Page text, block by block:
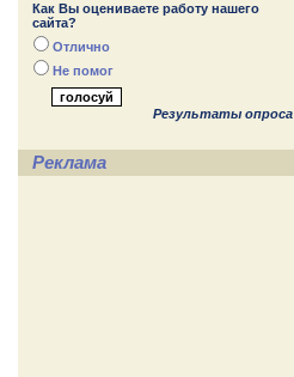
Как Вы оцениваете работу нашего
сайта?
Отлично
Не помог
Результаты опроса
Реклама